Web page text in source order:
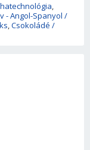
,
- Angol-Spanyol /
,Csokoládé /